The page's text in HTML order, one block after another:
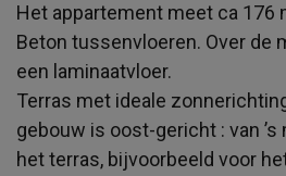
Het appartement meet ca 176
Beton tussenvloeren. Over de
een laminaatvloer.
Terras met ideale
gebouw is oost-gericht : van
het terras, bijvoorbeeld voor